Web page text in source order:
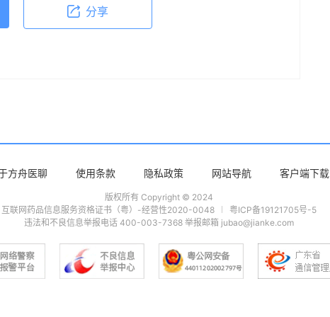
分享
方舟医聊 使用条款 隐私政策 网站导航 客户端下载
版权所有 Copyright © 2024
互联网药品信息服务资格证书（粤）-经营性2020-0048
粤ICP备19121705号-5
违法和不良信息举报电话 400-003-7368 举报邮箱 jubao@jianke.com